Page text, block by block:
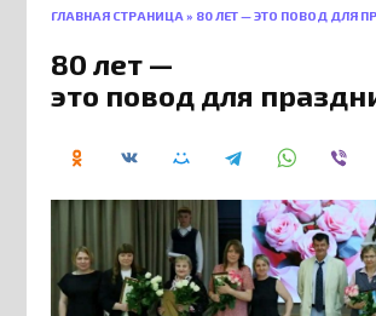
ГЛАВНАЯ СТРАНИЦА » 80 ЛЕТ — ЭТО ПОВОД ДЛЯ
80 лет —
это повод для